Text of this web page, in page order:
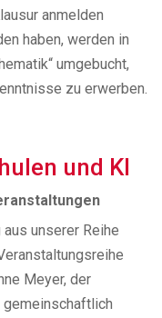
anmelden
haben, werden in
umgebucht,
zu erwerben.
und KI
unserer Reihe
Meyer, der
gemeinschaftlich